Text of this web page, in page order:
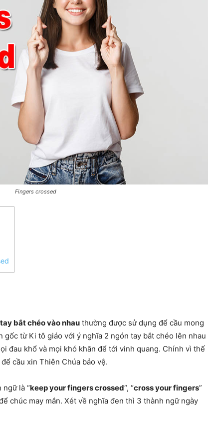
Fingers crossed
bắt chéo vào nhau thường được sử dụng để cầu mong
gốc từ Ki tô giáo với ý nghĩa 2 ngón tay bắt chéo lên nhau
đau khổ và mọi khó khăn để tới vinh quang. Chính vì thế
cầu xin Thiên Chúa bảo vệ.
là “keep your fingers crossed“, “cross your fingers”
chúc may mắn. Xét về nghĩa đen thì 3 thành ngữ ngày